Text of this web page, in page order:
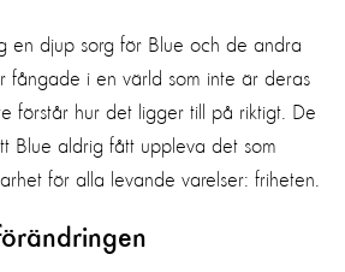
en djup sorg för Blue och de andra
fångade i en värld som inte är deras
förstår hur det ligger till på riktigt. De
Blue aldrig fått uppleva det som
för alla levande varelser: friheten.